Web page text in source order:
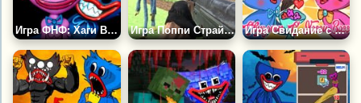
Игра ФНФ: Хаги Ваги и Киси Миси Поют Плейтайм Игра Поппи Страйк 2 Игра Свидание с Хаги Ваги